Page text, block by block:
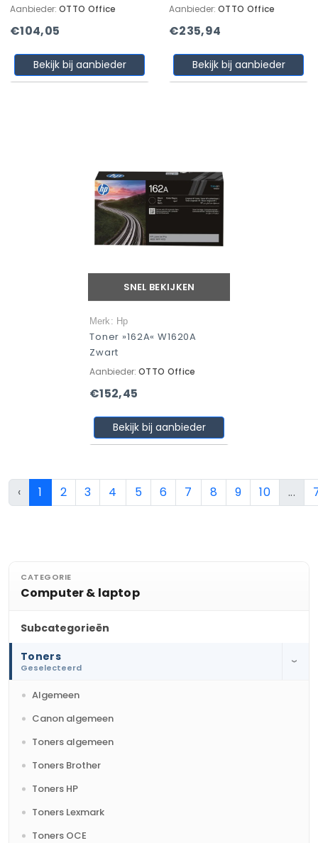
Aanbieder: OTTO Office
€104,05
Bekijk bij aanbieder
Aanbieder: OTTO Office
€235,94
Bekijk bij aanbieder
SNEL BEKIJKEN
Merk: Hp
Toner »162A« W1620A
Zwart
Aanbieder: OTTO Office
€152,45
Bekijk bij aanbieder
‹ 1 2 3 4 5 6 7 8 9 10 ...
CATEGORIE
Computer & laptop
Subcategorieën
Toners
Geselecteerd
›
Algemeen
Canon algemeen
Toners algemeen
Toners Brother
Toners HP
Toners Lexmark
Toners OCE